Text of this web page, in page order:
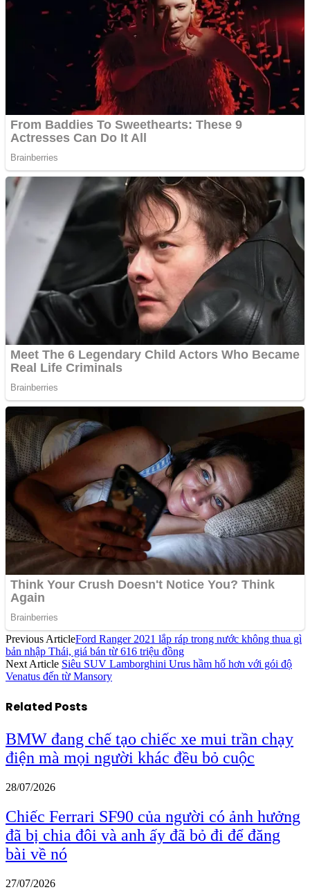
Previous ArticleFord Ranger 2021 lắp ráp trong nước không thua gì
bản nhập Thái, giá bán từ 616 triệu đồng
Next Article Siêu SUV Lamborghini Urus hầm hố hơn với gói độ
Venatus đến từ Mansory
Related Posts
BMW đang chế tạo chiếc xe mui trần chạy
điện mà mọi người khác đều bỏ cuộc
28/07/2026
Chiếc Ferrari SF90 của người có ảnh hưởng
đã bị chia đôi và anh ấy đã bỏ đi để đăng
bài về nó
27/07/2026